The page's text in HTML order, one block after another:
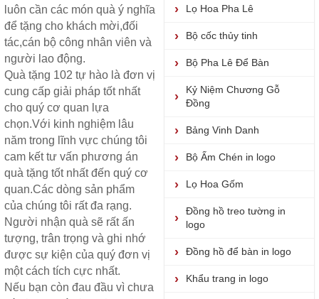
luôn cần các món quà ý nghĩa
để tặng cho khách mời,đối
tác,cán bộ công nhân viên và
người lao động.
Quà tặng 102 tự hào là đơn vị
cung cấp giải pháp tốt nhất
cho quý cơ quan lựa
chọn.Với kinh nghiệm lâu
năm trong lĩnh vực chúng tôi
cam kết tư vấn phương án
quà tặng tốt nhất đến quý cơ
quan.Các dòng sản phẩm
của chúng tôi rất đa rạng.
Người nhận quà sẽ rất ấn
tượng, trân trọng và ghi nhớ
được sự kiện của quý đơn vị
một cách tích cực nhất.
Nếu bạn còn đau đầu vì chưa
Lọ Hoa Pha Lê
Bộ cốc thủy tinh
Bộ Pha Lê Để Bàn
Kỷ Niệm Chương Gỗ
Đồng
Bảng Vinh Danh
Bộ Ấm Chén in logo
Lọ Hoa Gốm
Đồng hồ treo tường in
logo
Đồng hồ để bàn in logo
Khẩu trang in logo